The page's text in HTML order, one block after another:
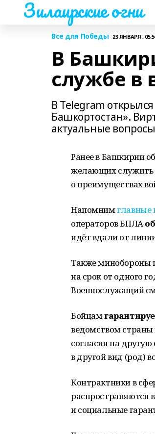
Зилаирские огни
Все для Победы 23 ЯНВАРЯ ,
В
службе в
В Telegram
Башкортостан».
актуальные
Ранее в Башкирии
желающих служить
о преимуществах
Напомнимглавные
операторов БПЛА
идёт вдали от
Также минобороны
на срок от одного
Военнослужащий
Бойцам
ведомством страны
согласия на
в другой вид (род)
Контрактники в
распространяются
и социальные